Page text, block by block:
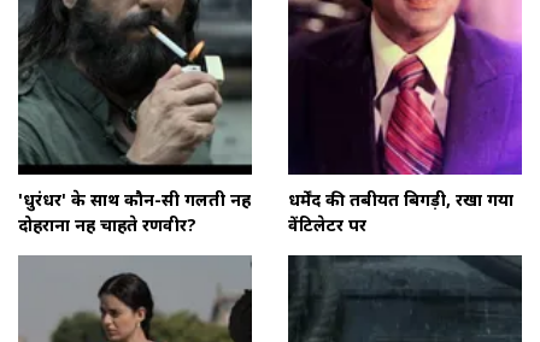
'धुरंधर' के साथ कौन-सी गलती नहीं
दोहराना नहीं चाहते रणवीर?
धर्मेंद की तबीयत बिगड़ी, रखा गया
वेंटिलेटर पर